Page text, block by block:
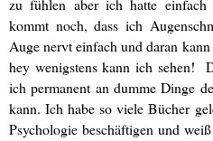
zu fühlen aber ich hatte
kommt noch, dass ich
Auge nervt einfach und daran
hey wenigstens kann ich sehen!
ich permanent an dumme Dinge
kann. Ich habe so viele Bücher
Psychologie beschäftigen und